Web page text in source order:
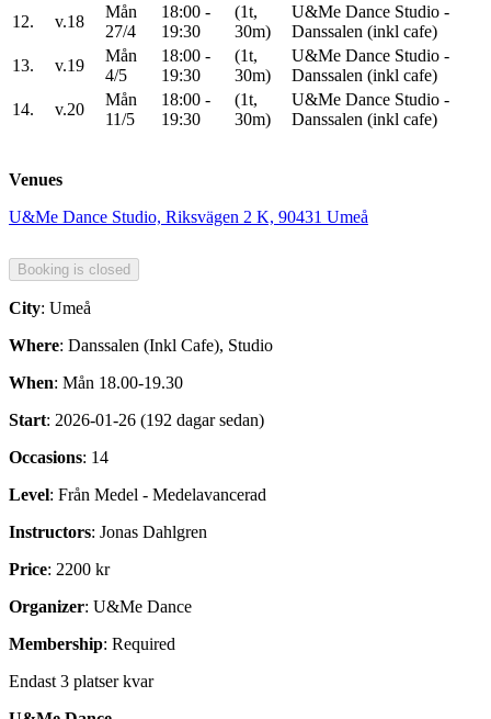
12.
v.18
Mån
27/4
18:00 -
19:30
(1t,
30m)
U&Me Dance Studio -
Danssalen (inkl cafe)
13.
v.19
Mån
4/5
18:00 -
19:30
(1t,
30m)
U&Me Dance Studio -
Danssalen (inkl cafe)
14.
v.20
Mån
11/5
18:00 -
19:30
(1t,
30m)
U&Me Dance Studio -
Danssalen (inkl cafe)
Venues
U&Me Dance Studio, Riksvägen 2 K, 90431 Umeå
City: Umeå
Where: Danssalen (Inkl Cafe), Studio
When: Mån 18.00-19.30
Start: 2026-01-26 (192 dagar sedan)
Occasions: 14
Level: Från Medel - Medelavancerad
Instructors: Jonas Dahlgren
Price: 2200 kr
Organizer: U&Me Dance
Membership: Required
Endast 3 platser kvar